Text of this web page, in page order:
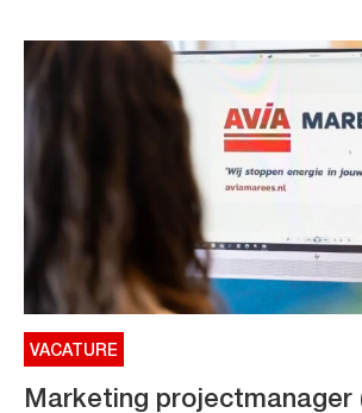
VACATURE
Marketing projectmanager